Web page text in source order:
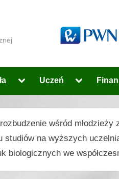
Toggle
menu
Uczeń
Toggle
menu
wśród
studiów na wyższych
biologicznych we